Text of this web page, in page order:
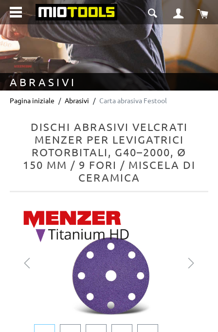
principale Il
ABRASIVI
Pagina iniziale Abrasivi Carta abrasiva Festool
DISCHI ABRASIVI VELCRATI
MENZER PER LEVIGATRICI
ROTORBITALI, G40–2000, Ø
150 MM / 9 FORI / MISCELA DI
CERAMICA
Salta la galleria di immagini